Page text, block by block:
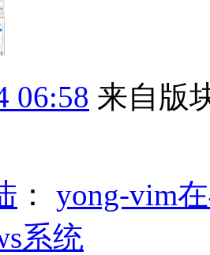
06:58 来自版
： yong-vim
系统